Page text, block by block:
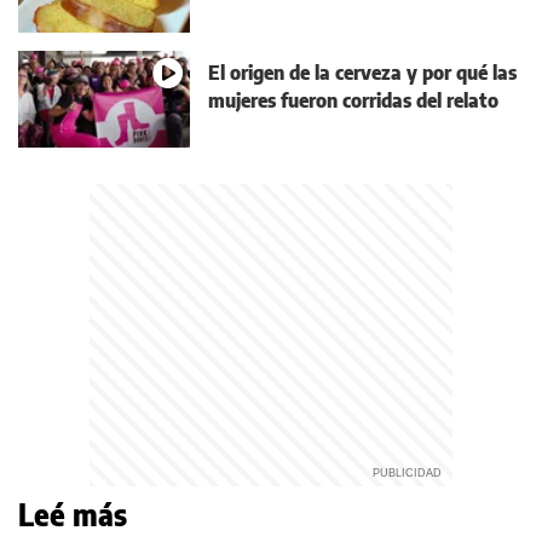
El origen de la cerveza y por qué las
mujeres fueron corridas del relato
Leé más